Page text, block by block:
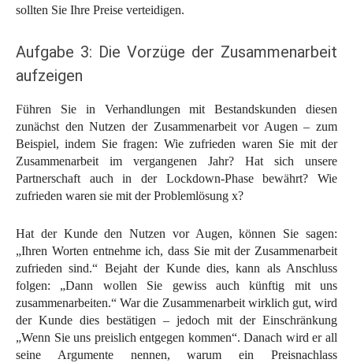
sollten Sie Ihre Preise verteidigen.
Aufgabe 3: Die Vorzüge der Zusammenarbeit
aufzeigen
Führen Sie in Verhandlungen mit Bestandskunden diesen
zunächst den Nutzen der Zusammenarbeit vor Augen – zum
Beispiel, indem Sie fragen: Wie zufrieden waren Sie mit der
Zusammenarbeit im vergangenen Jahr? Hat sich unsere
Partnerschaft auch in der Lockdown-Phase bewährt? Wie
zufrieden waren sie mit der Problemlösung x?
Hat der Kunde den Nutzen vor Augen, können Sie sagen:
„Ihren Worten entnehme ich, dass Sie mit der Zusammenarbeit
zufrieden sind.“ Bejaht der Kunde dies, kann als Anschluss
folgen: „Dann wollen Sie gewiss auch künftig mit uns
zusammenarbeiten.“ War die Zusammenarbeit wirklich gut, wird
der Kunde dies bestätigen – jedoch mit der Einschränkung
„Wenn Sie uns preislich entgegen kommen“. Danach wird er all
seine Argumente nennen, warum ein Preisnachlass